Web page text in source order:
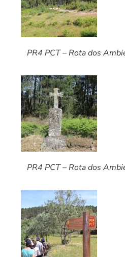
PR4 PCT – Rota dos
PR4 PCT – Rota dos